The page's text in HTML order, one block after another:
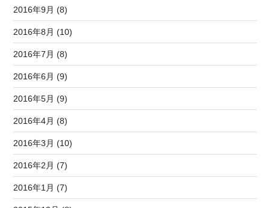
2016年9月 (8)
2016年8月 (10)
2016年7月 (8)
2016年6月 (9)
2016年5月 (9)
2016年4月 (8)
2016年3月 (10)
2016年2月 (7)
2016年1月 (7)